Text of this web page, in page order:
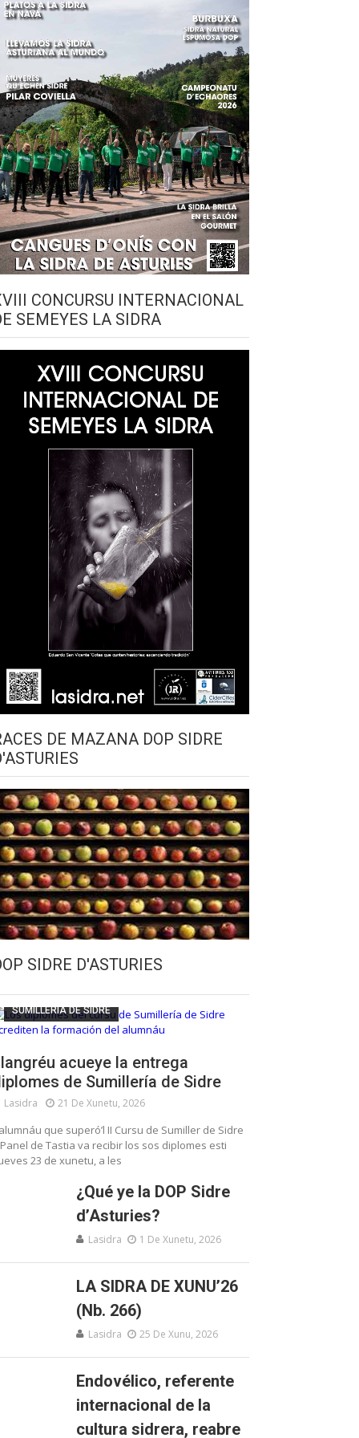
CONCURSU INTERNACIONAL
SEMEYES LA SIDRA
DE MAZANA DOP SIDRE
SIDRE D'ASTURIES
CULTURA SIDRERA
ESCUELA DE SUMILLERÍA DE LA SIDRE
SUMILLERÍA DE SIDRE
acueye la entrega
de Sumillería de Sidre
Lasidra 21 De Xunetu, 2026
que superó’l II Cursu de Sumiller de Sidre
de Tastia va recibir los sos diplomes esti
23 de xunetu, a les
¿Qué ye la DOP Sidre
d’Asturies?
Lasidra 1 De Xunetu, 2026
LA SIDRA DE XUNU’26
(Nb. 266)
Lasidra 25 De Xunu, 2026
Endovélico, referente
internacional de la
cultura sidrera, reabre